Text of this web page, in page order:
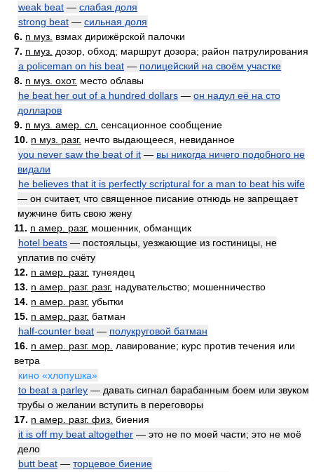
weak beat — слабая доля
strong beat — сильная доля
6. n муз. взмах дирижёрской палочки
7. n муз. дозор, обход; маршрут дозора; район патрулирования
a policeman on his beat — полицейский на своём участке
8. n муз. охот. место облавы
he beat her out of a hundred dollars — он надул её на сто
долларов
9. n муз. амер. сл. сенсационное сообщение
10. n муз. разг. нечто выдающееся, невиданное
you never saw the beat of it — вы никогда ничего подобного не
видали
he believes that it is perfectly scriptural for a man to beat his wife
— он считает, что священное писание отнюдь не запрещает
мужчине бить свою жену
11. n амер. разг. мошенник, обманщик
hotel beats — постояльцы, уезжающие из гостиницы, не
уплатив по счёту
12. n амер. разг. тунеядец
13. n амер. разг. разг. надувательство; мошенничество
14. n амер. разг. убытки
15. n амер. разг. батман
half-counter beat — полукруговой батман
16. n амер. разг. мор. лавирование; курс против течения или
ветра
кино «хлопушка»
to beat a parley — давать сигнал барабанным боем или звуком
трубы о желании вступить в переговоры
17. n амер. разг. физ. биения
it is off my beat altogether — это не по моей части; это не моё
дело
butt beat — торцевое биение